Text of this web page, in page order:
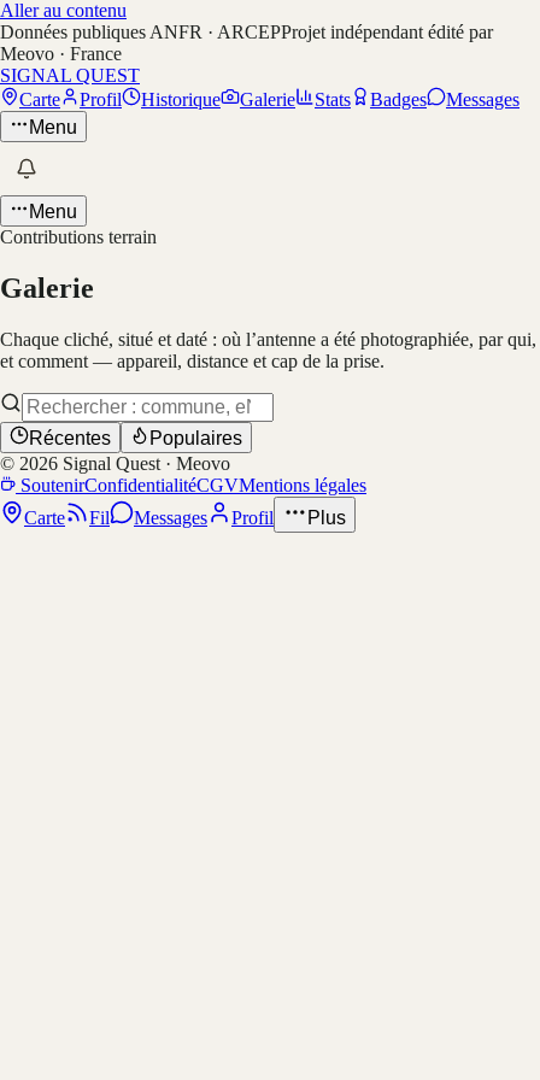
Aller au contenu
Données publiques ANFR · ARCEPProjet indépendant édité par
Meovo · France
SIGNAL QUEST
Carte
Profil Historique Galerie Stats Badges
Messages
Menu
Menu
Contributions terrain
Galerie
Chaque cliché, situé et daté : où l’antenne a été photographiée, par qui,
et comment — appareil, distance et cap de la prise.
Récentes
Populaires
© 2026 Signal Quest · Meovo
SoutenirConfidentialitéCGVMentions légales
Carte
Fil Messages Profil Plus